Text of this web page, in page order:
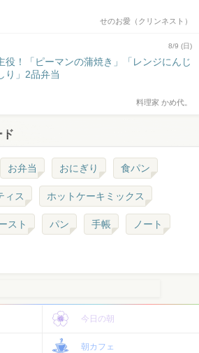
せのお愛（クリンネスト）
8/9 (日)
役！「ピーマンの蒲焼き」「レンジにんじ
り」2品弁当
料理家 かめ代。
ド
お弁当 おにぎり 食パン
ィス ホットケーキミックス
スト パン 手帳 ノート
今日の朝
朝カフェ